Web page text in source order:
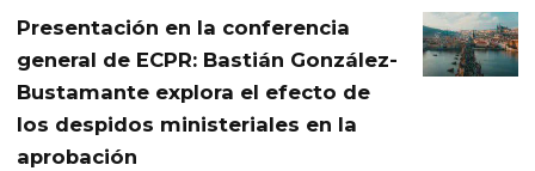
Presentación en la conferencia
general de ECPR: Bastián González-
Bustamante explora el efecto de
los despidos ministeriales en la
aprobación